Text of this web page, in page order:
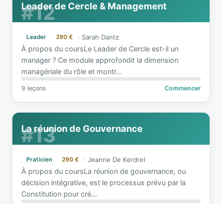
#12
Leader de Cercle & Management
Leader 290 € · Sarah Dantz
À propos du coursLe Leader de Cercle est-il un
manager ? Ce module approfondit la dimension
managériale du rôle et montr…
9 leçons Commencer
#13
La réunion de Gouvernance
Praticien 290 € · Jeanne De Kerdrel
À propos du coursLa réunion de gouvernance, ou
décision intégrative, est le processus prévu par la
Constitution pour cré…